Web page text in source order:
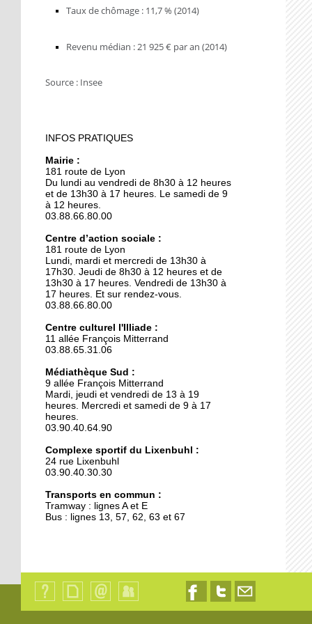
9 octobre 2018
neuve
19 octobre 2017
Les ateliers rénovés du
lycée Le Corbusier sous
les projecteurs
19 octobre 2017
La communauté
musulmane en quête
d'espace
19 octobre 2017
Une reconquête de la
nuit positive
La grande lessive exposée
demain
18 octobre 2017
Police municipale : la
proximité cachée
16 octobre 2017
Face à l'afflux de dons, la
banque alimentaire
Recrutement
d’enseignant allemand
en cours
Taux de chômage : 11,7 % (2014)
Revenu médian : 21 925 € par an (2014)
​Source : Insee
INFOS PRATIQUES
Mairie :
181 route de Lyon
Du lundi au vendredi de 8h30 à 12 heures
et de 13h30 à 17 heures. Le samedi de 9
à 12 heures.
03.88.66.80.00
Centre d’action sociale :
181 route de Lyon
Lundi, mardi et mercredi de 13h30 à
17h30. Jeudi de 8h30 à 12 heures et de
13h30 à 17 heures. Vendredi de 13h30 à
17 heures. Et sur rendez-vous.
03.88.66.80.00
Centre culturel l'Illiade :
11 allée François Mitterrand
03.88.65.31.06
Médiathèque Sud :
9 allée François Mitterrand
Mardi, jeudi et vendredi de 13 à 19
heures. Mercredi et samedi de 9 à 17
heures.
03.90.40.64.90
Complexe sportif du Lixenbuhl :
24 rue Lixenbuhl
03.90.40.30.30
Transports en commun :
Tramway : lignes A et E
Bus : lignes 13, 57, 62, 63 et 67
sommes-
du